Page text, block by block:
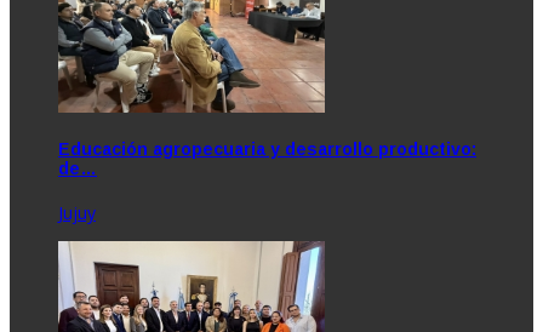
Educación agropecuaria y desarrollo productivo:
de…
Jujuy